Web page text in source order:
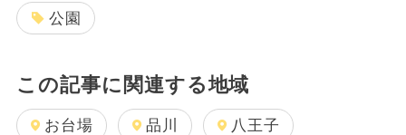
公園
この記事に関連する地域
お台場 品川 八王子